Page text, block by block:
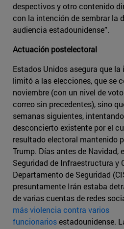
despectivos y otro contenido
con la intención de sembrar la
audiencia estadounidense”.
Actuación postelectoral
Estados Unidos asegura que
limitó a las elecciones, que se
noviembre (con un nivel de
correo sin precedentes), sino
semanas siguientes,
desconcierto existente por el
resultado electoral mantenido
Trump. Días antes de Navidad,
Seguridad de Infraestructura y
Departamento de Seguridad
presuntamente Irán estaba
de varias cuentas de redes
más violencia contra varios
funcionariosestadounidense.